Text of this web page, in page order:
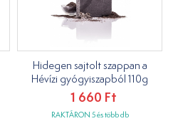
Hidegen sajtolt szappan a
Hévízi gyógyiszapból 110g
1 660 Ft
RAKTÁRON 5 és több db